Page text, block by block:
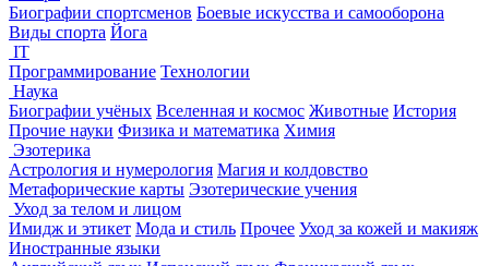
Биографии спортсменов Боевые искусства и самооборона
Виды спорта Йога
IT
Программирование Технологии
Наука
Биографии учёных Вселенная и космос Животные История
Прочие науки Физика и математика Химия
Эзотерика
Астрология и нумерология Магия и колдовство
Метафорические карты Эзотерические учения
Уход за телом и лицом
Имидж и этикет Мода и стиль Прочее Уход за кожей и макияж
Иностранные языки